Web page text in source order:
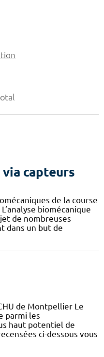
capteurs
de la course
biomécanique
de nombreuses
dans un but de
de Montpellier Le
parmi les
haut potentiel de
ci-dessous vous